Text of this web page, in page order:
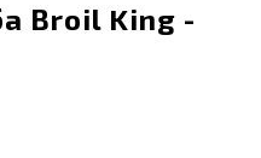
Broil King -